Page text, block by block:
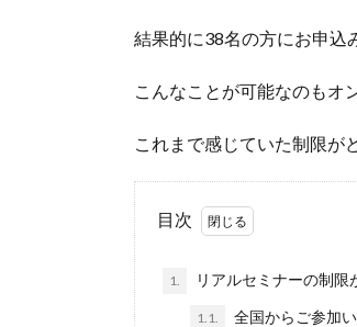
結果的に38名の方にお申込
こんなことが可能なのもオ
これまで感じていた制限が
目次
1. リアルセミナーの制限
1.1. 全国からご参加